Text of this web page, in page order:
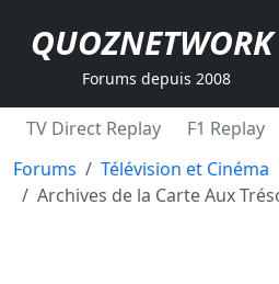
QUOZNETWORK
Forums depuis 2008
TV Direct Replay F1 Replay
Forums
Télévision et Cinéma
Archives de la Carte Aux